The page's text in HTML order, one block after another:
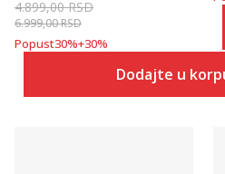
4.899,00RSD
6.999,00RSD
Popust30%+30%
Dodajte u